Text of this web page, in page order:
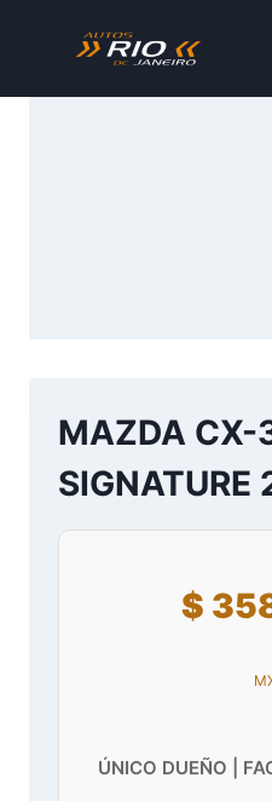
MAZDA CX-
SIGNATURE
$
ÚNICO DUEÑO |